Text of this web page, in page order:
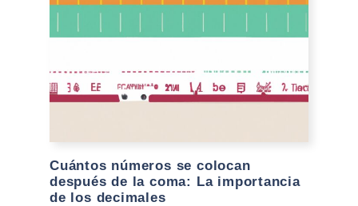
Cuántos números se colocan
después de la coma: La importancia
de los decimales